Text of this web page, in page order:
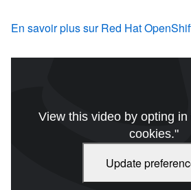
En savoir plus sur Red Hat
View this video by opting
cookies."
Update